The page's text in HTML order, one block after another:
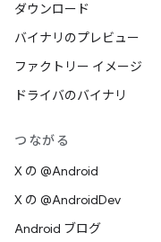
ダウンロード
バイナリのプレビュー
ファクトリー イメージ
ドライバのバイナリ
つながる
X の @Android
X の @AndroidDev
Android ブログ